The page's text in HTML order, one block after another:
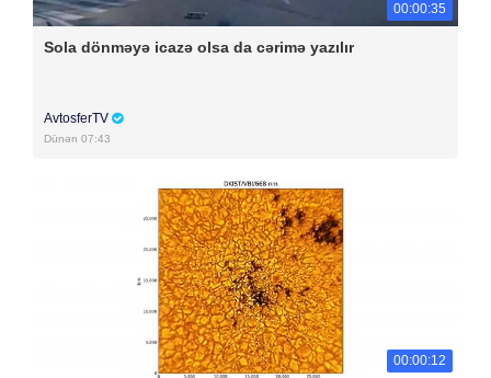
00:00:35
Sola dönməyə icazə olsa da cərimə yazılır
AvtosferTV
Dünən 07:43
00:00:12